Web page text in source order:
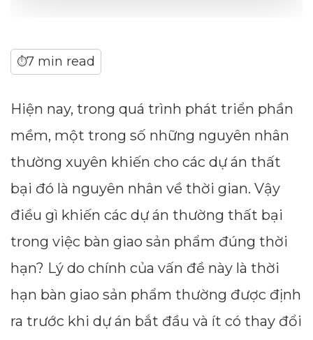
⏱7 min read
Hiện nay, trong quá trình phát triển phần
mềm, một trong số những nguyên nhân
thường xuyên khiến cho các dự án thất
bại đó là nguyên nhân về thời gian. Vậy
điều gì khiến các dự án thường thất bại
trong việc bàn giao sản phẩm đúng thời
hạn? Lý do chính của vấn đề này là thời
hạn bàn giao sản phẩm thường được định
ra trước khi dự án bắt đầu và ít có thay đổi